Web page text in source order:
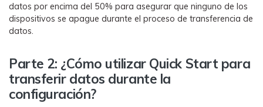
datos por encima del 50% para asegurar que ninguno de los
dispositivos se apague durante el proceso de transferencia de
datos.
Parte 2: ¿Cómo utilizar Quick Start para
transferir datos durante la
configuración?